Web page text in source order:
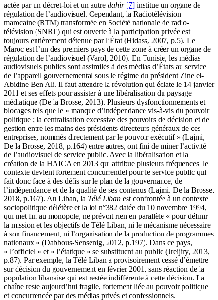
actée par un décret-loi et un autre dahir [7] institue un organe de
régulation de l’audiovisuel. Cependant, la Radiotélévision
marocaine (RTM) transformée en Société nationale de radio-
télévision (SNRT) qui est ouverte à la participation privée est
toujours entièrement détenue par l’État (Hidass, 2007, p.5). Le
Maroc est l’un des premiers pays de cette zone à créer un organe de
régulation de l’audiovisuel (Varol, 2010). En Tunisie, les médias
audiovisuels publics sont assimilés à des médias d’États au service
de l’appareil gouvernemental sous le régime du président Zine el-
Abidine Ben Ali. Il faut attendre la révolution qui éclate le 14 janvier
2011 et ses effets pour assister à une libéralisation du paysage
médiatique (De la Brosse, 2013). Plusieurs dysfonctionnements et
blocages tels que le « manque d’indépendance vis-à-vis du pouvoir
politique ; la centralisation excessive des pouvoirs de décision et de
gestion entre les mains des présidents directeurs généraux de ces
entreprises, nommés directement par le pouvoir exécutif » (Lajmi,
De la Brosse, 2018, p.164) entre autres, ont fini de miner l’activité
de l’audiovisuel de service public. Avec la libéralisation et la
création de la HAICA en 2013 qui attribue plusieurs fréquences, le
contexte devient fortement concurrentiel pour le service public qui
fait donc face à des défis sur le plan de la gouvernance, de
l’indépendance et de la qualité de ses contenus (Lajmi, De la Brosse,
2018, p.167). Au Liban, la Télé Liban est confrontée à un contexte
sociopolitique délétère et la loi n°382 datée du 10 novembre 1994,
qui met fin au monopole, ne prévoit rien en parallèle « pour définir
la mission et les objectifs de Télé Liban, ni le mécanisme nécessaire
à son financement, ni l’organisation de la production de programmes
nationaux » (Dabbous-Sensenig, 2012, p.197). Dans ce pays,
« l’officiel » et « l’étatique » se substituent au public (Jreijiry, 2013,
p.87). Par exemple, la Télé Liban a provisoirement cessé d’émettre
sur décision du gouvernement en février 2001, sans réaction de la
population libanaise qui est restée indifférente à cette décision. La
chaîne reste aujourd’hui fragile, fortement liée au pouvoir politique
et concurrencée par des médias privés et confessionnels.